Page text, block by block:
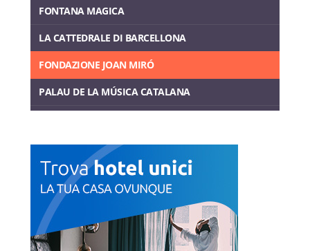
FONTANA MAGICA
LA CATTEDRALE DI BARCELLONA
FONDAZIONE JOAN MIRÓ
PALAU DE LA MÚSICA CATALANA